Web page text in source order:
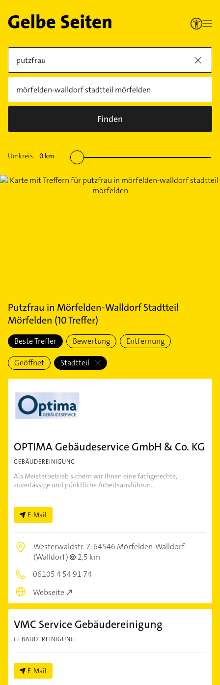
Finden
Umkreis: 0 km
Putzfrau in Mörfelden-Walldorf Stadtteil
Mörfelden (10Treffer)
Beste Treffer Bewertung Entfernung
Geöffnet Stadtteil
OPTIMA Gebäudeservice GmbH & Co. KG
GEBÄUDEREINIGUNG
Als Meisterbetrieb sichern wir Ihnen eine fachgerechte,
zuverlässige und pünktliche Arbeitsausführun...
E-Mail
Westerwaldstr. 7,64546 Mörfelden-Walldorf
(Walldorf)
2,5 km
06105 4 54 91 74
Webseite
VMC Service Gebäudereinigung
GEBÄUDEREINIGUNG
E-Mail